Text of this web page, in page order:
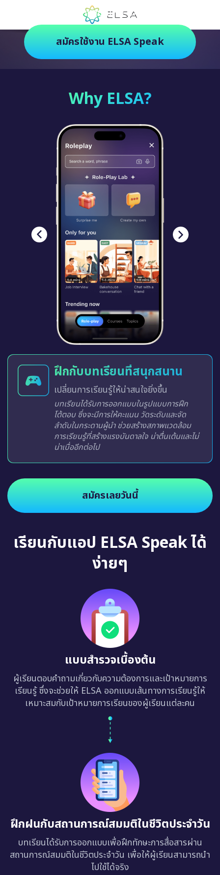
ตัวช่วยฝึกภาษายุคใหม่ ฝึกสนุกยิ่งกว่า
สมัครใช้งาน ELSA Speak
Why ELSA?
ฝึกกับบทเรียนที่สนุกสนาน
เปลี่ยนการเรียนรู้ให้น่าสนใจยิ่งขึ้น
บทเรียนได้รับการออกแบบในรูปแบบการฝึก
โต้ตอบ ซึ่งจะมีการให้คะแนน วัดระดับและจัด
ลำดับในกระดานผู้นำ ช่วยสร้างสภาพแวดล้อม
การเรียนรู้ที่สร้างแรงบันดาลใจ น่าตื่นเต้นและไม่
น่าเบื่ออีกต่อไป
สมัครเลยวันนี้
เรียนกับแอป ELSA Speak ได้
ง่ายๆ
แบบสำรวจเบื้องต้น
ผู้เรียนตอบคำถามเกี่ยวกับความต้องการและเป้าหมายการ
เรียนรู้ ซึ่งจะช่วยให้ ELSA ออกแบบเส้นทางการเรียนรู้ให้
เหมาะสมกับเป้าหมายการเรียนของผู้เรียนแต่ละคน
ฝึกฝนกับสถานการณ์สมมติในชีวิตประจำวัน
บทเรียนได้รับการออกแบบเพื่อฝึกทักษะการสื่อสารผ่าน
สถานการณ์สมมติในชีวิตประจำวัน เพื่อให้ผู้เรียนสามารถนำ
ไปใช้ได้จริง